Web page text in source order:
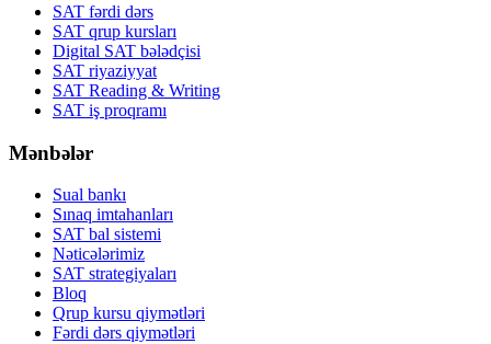
SAT fərdi dərs
SAT qrup kursları
Digital SAT bələdçisi
SAT riyaziyyat
SAT Reading & Writing
SAT iş proqramı
Mənbələr
Sual bankı
Sınaq imtahanları
SAT bal sistemi
Nəticələrimiz
SAT strategiyaları
Bloq
Qrup kursu qiymətləri
Fərdi dərs qiymətləri